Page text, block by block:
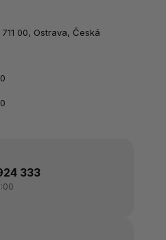
333
00, Ostrava, Česká